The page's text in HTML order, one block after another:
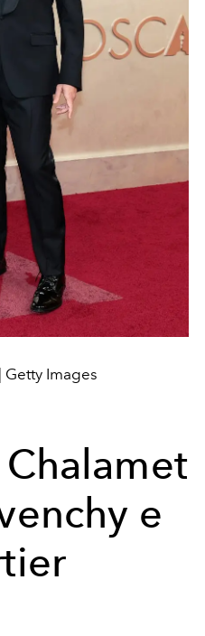
Getty Images
e